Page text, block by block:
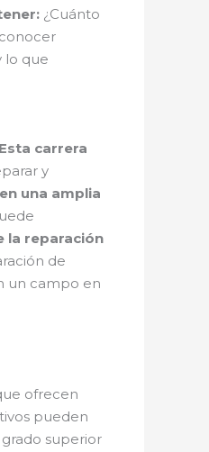
¿Cuánto
lo que
Esta carrera
y
una amplia
la reparación
de
un campo en
ofrecen
pueden
superior